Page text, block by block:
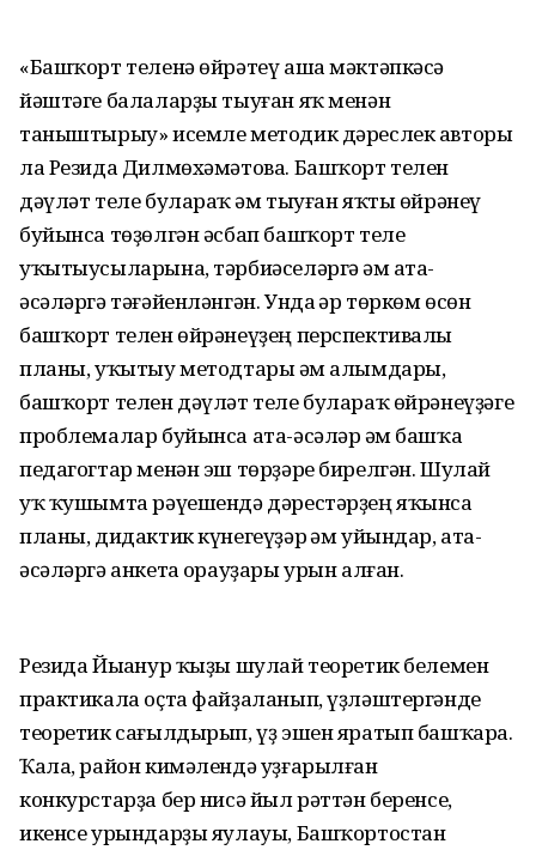
«Башҡорт теленә өйрәтеү аша мәктәпкәсә
йәштәге балаларҙы тыуған яҡ менән
таныштырыу» исемле методик дәреслек авторы
ла Резида Дилмөхәмәтова. Башҡорт телен
дәүләт теле булараҡ һәм тыуған яҡты өйрәнеү
буйынса төҙөлгән әсбап башҡорт теле
уҡытыусыларына, тәрбиәселәргә һәм ата-
әсәләргә тәғәйенләнгән. Унда һәр төркөм өсөн
башҡорт телен өйрәнеүҙең перспективалы
планы, уҡытыу методтары һәм алымдары,
башҡорт телен дәүләт теле булараҡ өйрәнеүҙәге
проблемалар буйынса ата-әсәләр һәм башҡа
педагогтар менән эш төрҙәре бирелгән. Шулай
уҡ ҡушымта рәүешендә дәрестәрҙең яҡынса
планы, дидактик күнегеүҙәр һәм уйындар, ата-
әсәләргә анкета һорауҙары урын алған.
Резида Йыһанур ҡыҙы шулай теоретик белемен
практикала оҫта файҙаланып, үҙләштергәнде
теоретик сағылдырып, үҙ эшен яратып башҡара.
Ҡала, район кимәлендә уҙғарылған
конкурстарҙа бер нисә йыл рәттән беренсе,
икенсе урындарҙы яулауы, Башҡортостан